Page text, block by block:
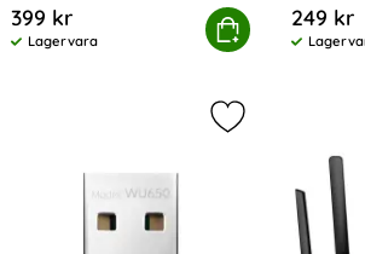
399 kr
Tillgänglighet:
Lagervara
Köp
Cudy Switch GS108 8-port Gigabit
249 kr
Markera cudy